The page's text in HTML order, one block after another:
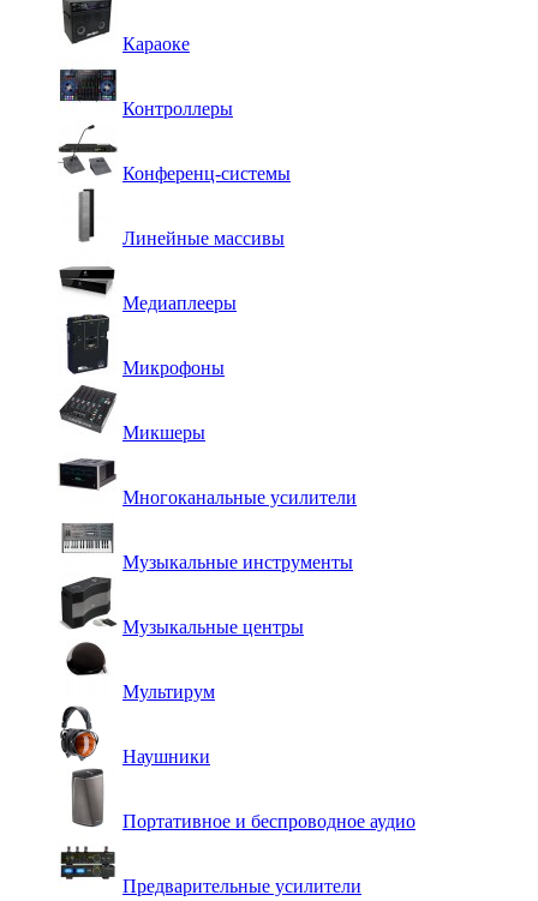
Караоке
Контроллеры
Конференц-системы
Линейные массивы
Медиаплееры
Микрофоны
Микшеры
Многоканальные усилители
Музыкальные инструменты
Музыкальные центры
Мультирум
Наушники
Портативное и беспроводное аудио
Предварительные усилители